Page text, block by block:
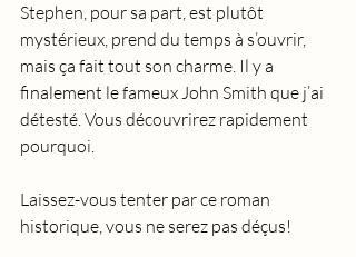
Stephen, pour sa part, est plutôt
mystérieux, prend du temps à s’ouvrir,
mais ça fait tout son charme. Il y a
finalement le fameux John Smith que j’ai
détesté. Vous découvrirez rapidement
pourquoi.
Laissez-vous tenter par ce roman
historique, vous ne serez pas déçus!